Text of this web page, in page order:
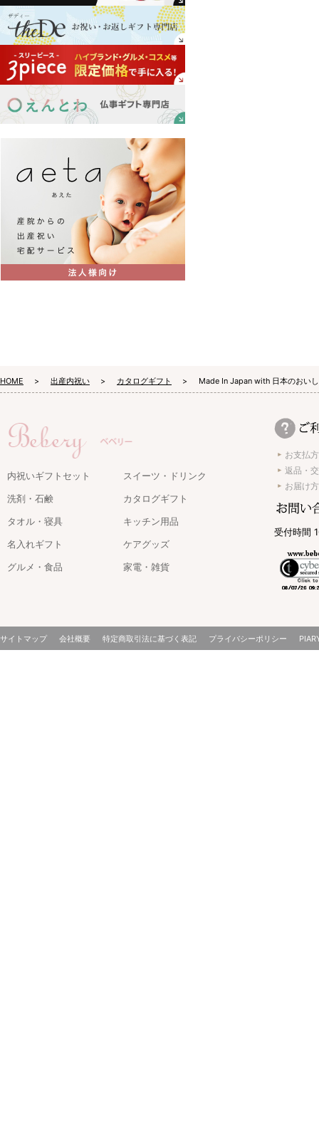
HOME 出産内祝い カタログギフト Made In Japan with 日本のおい
内祝いギフトセット
スイーツ・ドリンク
洗剤・石鹸
カタログギフト
タオル・寝具
キッチン用品
名入れギフト
ケアグッズ
グルメ・食品
家電・雑貨
お支払
返品・
お届け
受付時間
サイトマップ 会社概要 特定商取引法に基づく表記 プライバシーポリシー